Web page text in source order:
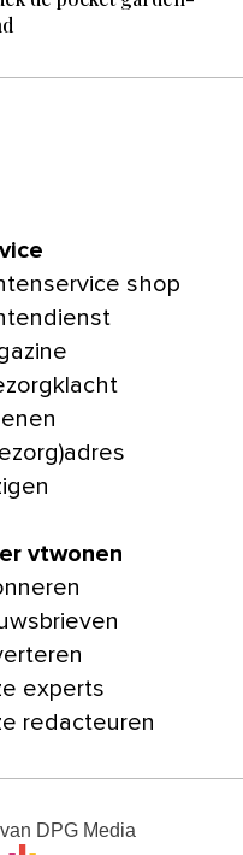
shop
vtwonen
experts
redacteuren
DPG Media